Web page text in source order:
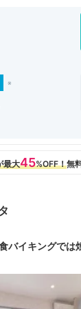
いう印象です
ていて
る）
バイキングでは